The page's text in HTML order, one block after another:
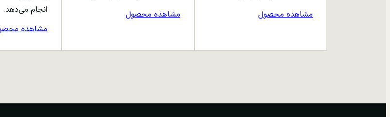
مشاهده محصول
مشاهده محصول
انجام می‌دهد.
مشاهده